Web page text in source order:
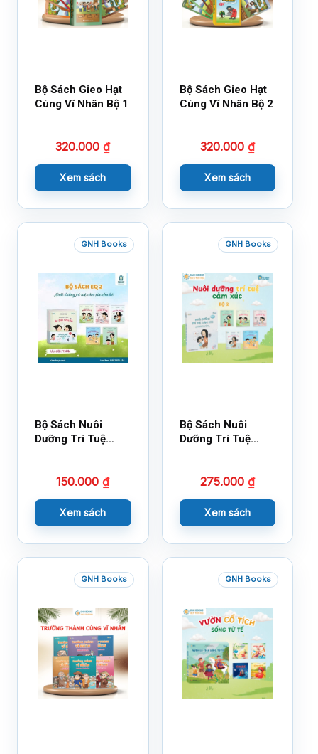
Bộ Sách Gieo Hạt
Cùng Vĩ Nhân Bộ 1
320.000₫
Xem sách
Bộ Sách Gieo Hạt
Cùng Vĩ Nhân Bộ 2
320.000 ₫
Xem sách
GNH Books
Bộ Sách Nuôi
Dưỡng Trí Tuệ
150.000₫
Xem sách
GNH Books
Bộ Sách Nuôi
Dưỡng Trí Tuệ
275.000 ₫
Xem sách
GNH Books GNH Books